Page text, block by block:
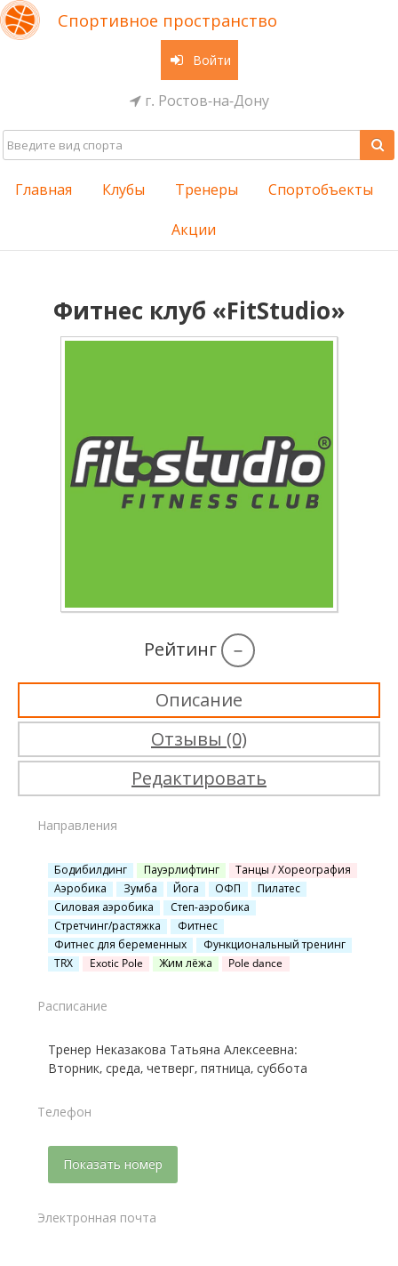
Спортивное пространство
Войти
г. Ростов-на-Дону
Главная Клубы Тренеры Спортобъекты
Акции
Фитнес клуб «FitStudio»
Рейтинг –
Описание
Отзывы (0)
Редактировать
Направления
Бодибилдинг Пауэрлифтинг
Танцы / Хореография
Аэробика
Зумба Йога ОФП
Пилатес
Силовая аэробика
Степ-аэробика
Стретчинг/растяжка
Фитнес
Фитнес для беременных
Функциональный тренинг
TRX
Exotic Pole Жим лёжа Pole dance
Расписание
Тренер Неказакова Татьяна Алексеевна:
Вторник, среда, четверг, пятница, суббота
Телефон
Показать номер
Электронная почта